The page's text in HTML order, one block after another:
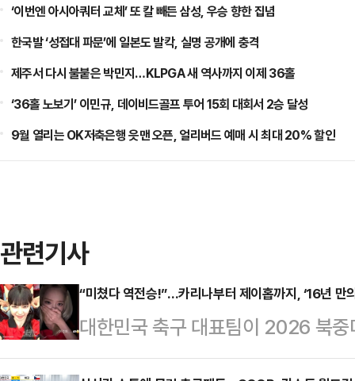
‘이번엔 아시아쿼터 교체’ 또 칼 빼든 삼성, 우승 향한 집념
한국발 ‘성접대 파문’에 일본도 발칵, 실명 공개에 충격
제주서 다시 불붙은 박민지…KLPGA 새 역사까지 이제 36홀
‘36홀 노보기’ 이민규, 데이비드골프 투어 15회 대회서 2승 달성
9월 열리는 OK저축은행 읏맨 오픈, 얼리버드 예매 시 최대 20% 할인
관련기사
“미쳤다 역전승!”…카리나부터 제이홉까지, ‘16년 만
대한민국 축구 대표팀이 2026 북
대로 역전승을 거두자, 연예인들도